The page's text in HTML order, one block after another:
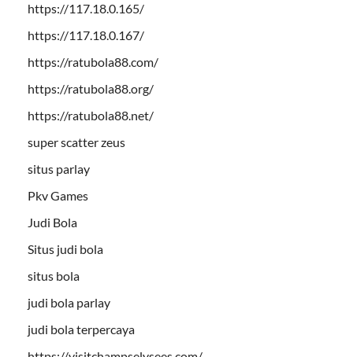
https://117.18.0.165/
https://117.18.0.167/
https://ratubola88.com/
https://ratubola88.org/
https://ratubola88.net/
super scatter zeus
situs parlay
Pkv Games
Judi Bola
Situs judi bola
situs bola
judi bola parlay
judi bola terpercaya